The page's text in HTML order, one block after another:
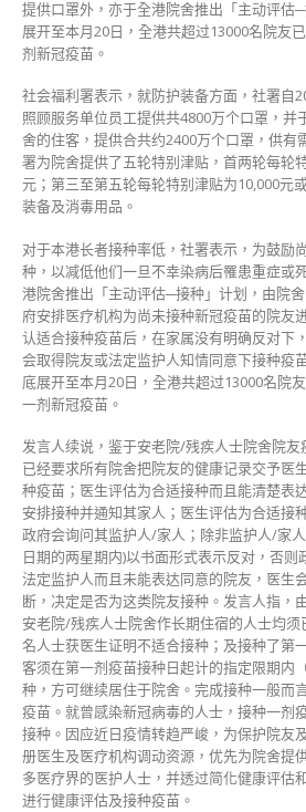
提供口罩外，亦于全港院舍推出「主动评估
展开至本月20日，全港共超过13000名院友
剂新冠疫苗。
社会福利署表示，就防护装备方面，社署自
照顾服务单位员工提供共4800万个口罩，并
舍的住客，提供合共约2400万个口罩，供有
署为院舍提供了五轮特别津贴，首两轮每轮
元；第三至第五轮每轮特别津贴为10,000元
装备及消毒用品。
对于本港长者接种率低，社署表示，为鼓励
种，以减低他们一旦不幸染病后罹患重症或
港院舍推出「主动评估─接种」计划，由院
府安排医疗机构为尚未接种新冠疫苗的院友
认适合接种疫苗后，在家属没有明确反对下
会取得院友或法定监护人知情同意下接种疫
底展开至本月20日，全港共超过13000名院
一剂新冠疫苗。
发言人续说，鉴于安老院/残疾人士院舍院
已经要求所有院舍把院友的健康记录交予医
种疫苗；医生评估为合适接种而且能清楚表
安排接种并通知其家人；医生评估为合适接
政府会询问其监护人/家人；除非监护人/家
日期的两星期内)以书面形式表示反对，否
法定监护人而且未能表达同意的院友，医生
断，决定是否为这类院友接种。发言人指，
安老院/残疾人士院舍作长期住宿的人士均
名人士获医生证明不适合接种；及接种了第
客须在第一剂疫苗接种日起计的指定限期内
种，方可继续居住于院舍。完成接种一般而
疫苗。就曾感染新冠病毒的人士，接种一剂
接种。因应近日疫情转趋严峻，为保护院友
册医生及医疗机构调动资源，优先为院舍提
多医疗界的医护人士，并透过简化健康评估
进行健康评估及接种疫苗。